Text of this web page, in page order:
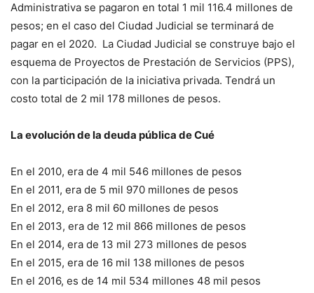
Administrativa se pagaron en total 1 mil 116.4 millones de
pesos; en el caso del Ciudad Judicial se terminará de
pagar en el 2020. La Ciudad Judicial se construye bajo el
esquema de Proyectos de Prestación de Servicios (PPS),
con la participación de la iniciativa privada. Tendrá un
costo total de 2 mil 178 millones de pesos.
La evolución de la deuda pública de Cué
En el 2010, era de 4 mil 546 millones de pesos
En el 2011, era de 5 mil 970 millones de pesos
En el 2012, era 8 mil 60 millones de pesos
En el 2013, era de 12 mil 866 millones de pesos
En el 2014, era de 13 mil 273 millones de pesos
En el 2015, era de 16 mil 138 millones de pesos
En el 2016, es de 14 mil 534 millones 48 mil pesos